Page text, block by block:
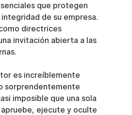
que protegen
de su empresa.
directrices
invitación abierta a las
es increíblemente
sorprendentemente
imposible que una sola
ejecute y oculte